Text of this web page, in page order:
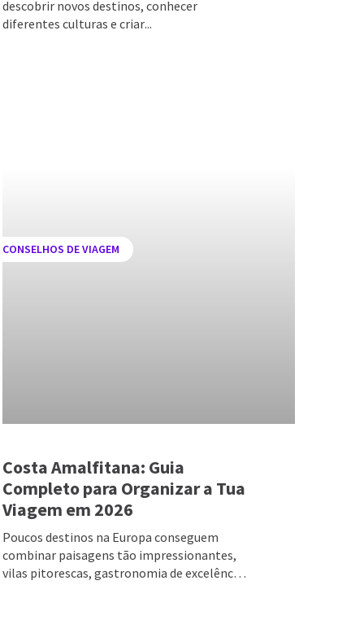
descobrir novos destinos, conhecer
diferentes culturas e criar
CONSELHOS DE VIAGEM
Costa Amalfitana: Guia
Completo para Organizar a Tua
Viagem em 2026
Poucos destinos na Europa conseguem
combinar paisagens tão impressionantes,
vilas pitorescas, gastronomia de excelência